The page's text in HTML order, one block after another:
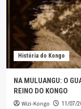
História do Kongo
NA MULUANGU: O
REINO DO KONGO
Wizi-Kongo 11/07/